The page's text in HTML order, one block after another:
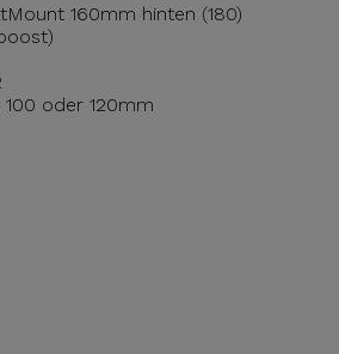
160mm hinten (180)
oder 120mm